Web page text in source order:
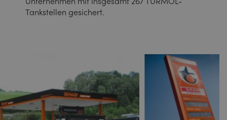
Tankstellen gesichert.